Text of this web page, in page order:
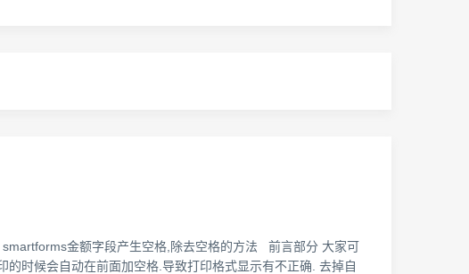
金额字段产生空格,除去空格的方法 前言部分 大家可
时候会自动在前面加空格.导致打印格式显示有不正确. 去掉自